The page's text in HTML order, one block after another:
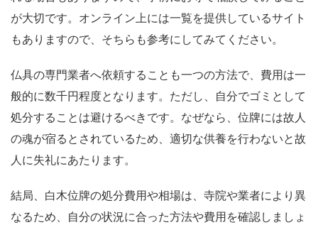
が大切です。オンライン上には一覧を提供しているサイト
もありますので、そちらも参考にしてみてください。
仏具の専門業者へ依頼することも一つの方法で、費用は一
般的に数千円程度となります。ただし、自分でゴミとして
処分することは避けるべきです。なぜなら、位牌には故人
の魂が宿るとされているため、適切な供養を行わないと故
人に失礼にあたります。
結局、白木位牌の処分費用や相場は、寺院や業者により異
なるため、自分の状況に合った方法や費用を確認しましょ